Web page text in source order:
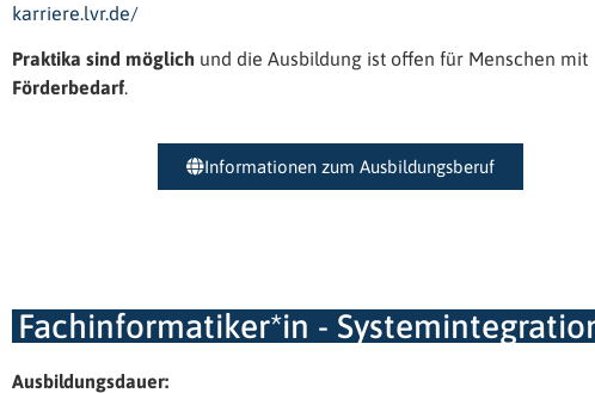
karriere.lvr.de/
Praktika sind möglich und die Ausbildung ist offen für Menschen mit
Förderbedarf.
Informationen zum Ausbildungsberuf
Fachinformatiker*in -
Ausbildungsdauer: